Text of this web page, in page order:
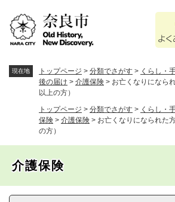
あ
問
現在地 トップページ > 分類でさがす > くらし・
後の届け > 介護保険 > お亡くなりになら
以上の方）
トップページ > 分類でさがす > くらし・
保険 > 介護保険 > お亡くなりになられた
の方）
介護保険